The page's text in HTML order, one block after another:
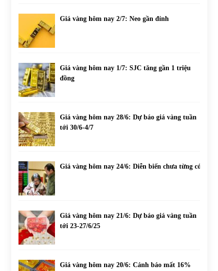
Giá vàng hôm nay 2/7: Neo gần đỉnh
Giá vàng hôm nay 1/7: SJC tăng gần 1 triệu
đồng
Giá vàng hôm nay 28/6: Dự báo giá vàng tuần
tới 30/6-4/7
Giá vàng hôm nay 24/6: Diễn biến chưa từng có
Giá vàng hôm nay 21/6: Dự báo giá vàng tuần
tới 23-27/6/25
Giá vàng hôm nay 20/6: Cảnh báo mất 16%